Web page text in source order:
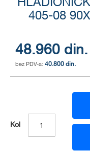
405-08
48.960 din.
40.800 din.
Kol
beginning
the
images
gallery